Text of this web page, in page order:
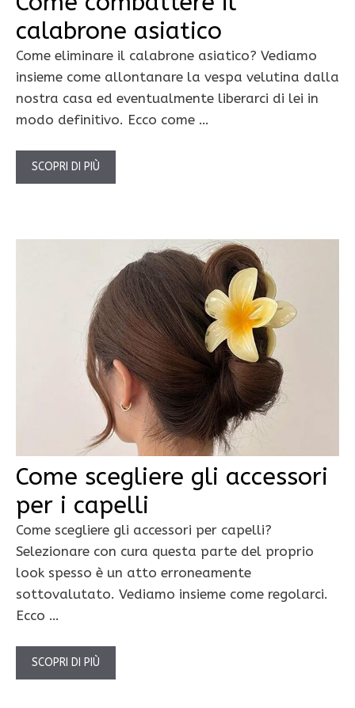
calabrone asiatico
Come eliminare il calabrone asiatico? Vediamo
insieme come allontanare la vespa velutina dalla
nostra casa ed eventualmente liberarci di lei in
modo definitivo. Ecco come …
SCOPRI DI PIÙ
Come scegliere gli accessori
per i capelli
Come scegliere gli accessori per capelli?
Selezionare con cura questa parte del proprio
look spesso è un atto erroneamente
sottovalutato. Vediamo insieme come regolarci.
Ecco …
SCOPRI DI PIÙ